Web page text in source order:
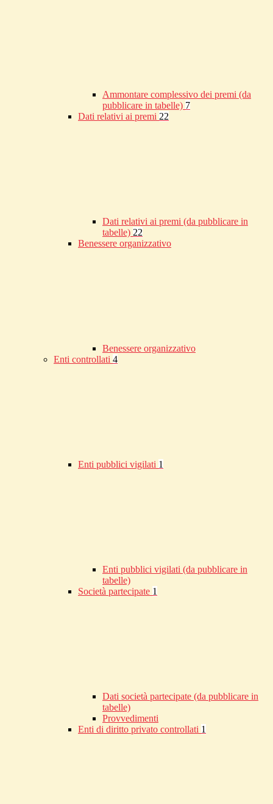
Ammontare complessivo dei premi (da
pubblicare in tabelle) 7
Dati relativi ai premi 22
Dati relativi ai premi (da pubblicare in
tabelle) 22
Benessere organizzativo
Benessere organizzativo
Enti controllati 4
Enti pubblici vigilati 1
Enti pubblici vigilati (da pubblicare in
tabelle)
Società partecipate 1
Dati società partecipate (da pubblicare in
tabelle)
Provvedimenti
Enti di diritto privato controllati 1